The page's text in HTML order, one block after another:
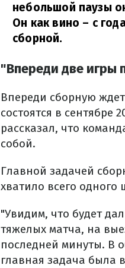
небольшой паузы
Он как вино – с
сборной.
"Впереди две игры
Впереди сборную
состоятся в сентябре
рассказал, что
собой.
Главной задачей
хватило всего одного
"Увидим, что будет
тяжелых матча, на
последней минуты. В
главная задача